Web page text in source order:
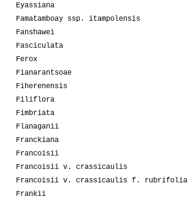
Eyassiana
Famatamboay ssp. itampolensis
Fanshawei
Fasciculata
Ferox
Fianarantsoae
Fiherenensis
Filiflora
Fimbriata
Flanaganii
Franckiana
Francoisii
Francoisii v. crassicaulis
Francoisii v. crassicaulis f. rubrifolia
Frankii